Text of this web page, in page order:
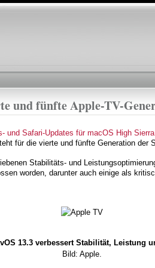
Direkt
und fünfte Apple-TV-
und Safari-Updates für macOS High
für die vierte und fünfte Generation der
Stabilitäts- und
worden, darunter auch einige als
13.3 verbessert Stabilität, Leistung
Bild: Apple.